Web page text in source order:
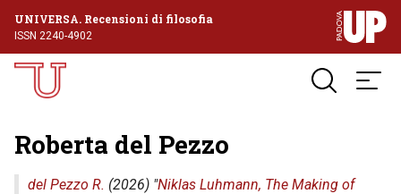
UNIVERSA. Recensioni di filosofia
ISSN 2240-4902
Roberta del Pezzo
del Pezzo R. (2026) "Niklas Luhmann, The Making of